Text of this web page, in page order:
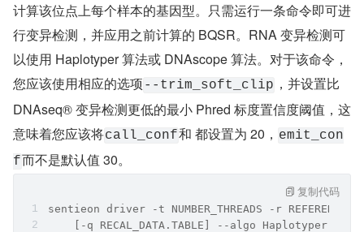
计算该位点上每个样本的基因型。只需运行一条命令即可进
行变异检测，并应用之前计算的 BQSR。RNA 变异检测可
以使用 Haplotyper 算法或 DNAscope 算法。对于该命令，
您应该使用相应的选项 --trim_soft_clip ，并设置比
DNAseq® 变异检测更低的最小 Phred 标度置信度阈值，这
意味着您应该将call_conf和 都设置为 20， emit_con
f而不是默认值 30。
sentieon driver -t NUMBER_THREADS -r REFERENCE
[-q RECAL_DATA.TABLE] --algo Haplotyper --
复制代码